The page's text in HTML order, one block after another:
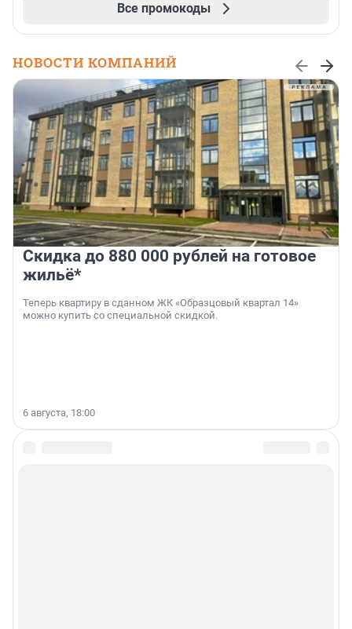
Все промокоды
НОВОСТИ КОМПАНИЙ
Скидка до 880 000 рублей на готовое
жильё*
Теперь квартиру в сданном ЖК «Образцовый квартал 14»
можно купить со специальной скидкой.
6 августа, 18:00